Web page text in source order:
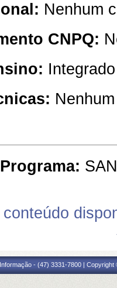
Nenhum
CNPQ:
Integrado
conteúdo
- (47) 3331-7800 |